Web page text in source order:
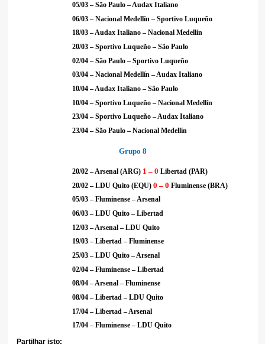
05/03 – São Paulo – Audax Italiano
06/03 – Nacional Medellín – Sportivo Luqueño
18/03 – Audax Italiano – Nacional Medellín
20/03 – Sportivo Luqueño – São Paulo
02/04 – São Paulo – Sportivo Luqueño
03/04 – Nacional Medellín – Audax Italiano
10/04 – Audax Italiano – São Paulo
10/04 – Sportivo Luqueño – Nacional Medellín
23/04 – Sportivo Luqueño – Audax Italiano
23/04 – São Paulo – Nacional Medellín
Grupo 8
20/02 – Arsenal (ARG) 1 – 0 Libertad (PAR)
20/02 – LDU Quito (EQU)0 – 0 Fluminense (BRA)
05/03 – Fluminense – Arsenal
06/03 – LDU Quito – Libertad
12/03 – Arsenal – LDU Quito
19/03 – Libertad – Fluminense
25/03 – LDU Quito – Arsenal
02/04 – Fluminense – Libertad
08/04 – Arsenal – Fluminense
08/04 – Libertad – LDU Quito
17/04 – Libertad – Arsenal
17/04 – Fluminense – LDU Quito
Partilhar isto: